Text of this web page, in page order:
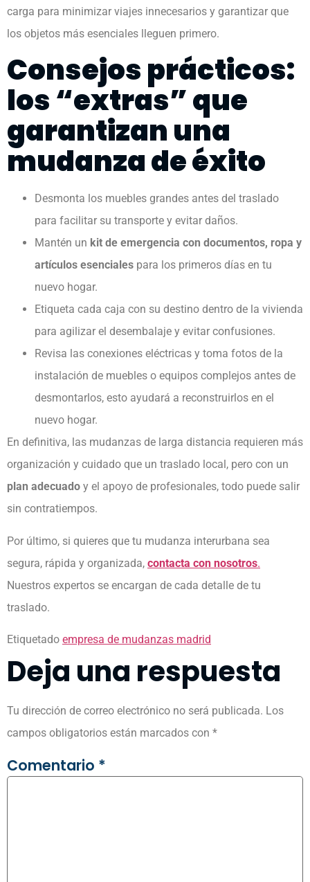
carga para minimizar viajes innecesarios y garantizar que
los objetos más esenciales lleguen primero.
Consejos prácticos:
los “extras” que
garantizan una
mudanza de éxito
Desmonta los muebles grandes antes del traslado
para facilitar su transporte y evitar daños.
Mantén un kit de emergencia con documentos, ropa y
artículos esenciales para los primeros días en tu
nuevo hogar.
Etiqueta cada caja con su destino dentro de la vivienda
para agilizar el desembalaje y evitar confusiones.
Revisa las conexiones eléctricas y toma fotos de la
instalación de muebles o equipos complejos antes de
desmontarlos, esto ayudará a reconstruirlos en el
nuevo hogar.
En definitiva, las mudanzas de larga distancia requieren más
organización y cuidado que un traslado local, pero con un
plan adecuado y el apoyo de profesionales, todo puede salir
sin contratiempos.
Por último, si quieres que tu mudanza interurbana sea
segura, rápida y organizada, contacta con nosotros.
Nuestros expertos se encargan de cada detalle de tu
traslado.
Etiquetado empresa de mudanzas madrid
Deja una respuesta
Tu dirección de correo electrónico no será publicada. Los
campos obligatorios están marcados con *
Comentario *